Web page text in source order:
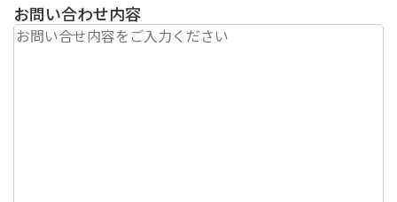
お問い合わせ内容